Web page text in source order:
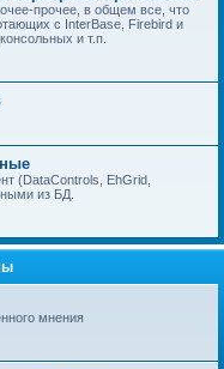
прочее, в общем все, что
с InterBase, Firebird и
и т.п.
(DataControls, EhGrid,
из БД.
мнения